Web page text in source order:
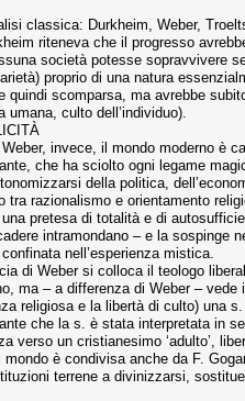
classica: Durkheim, Weber,
riteneva che il progresso
società potesse sopravvivere
proprio di una natura
quindi scomparsa, ma avrebbe
umana, culto dell’individuo).
invece, il mondo moderno è
che ha sciolto ogni legame
della politica,
tra razionalismo e orientamento
pretesa di totalità e di
intramondano – e la sospinge
nell’esperienza mistica.
di Weber si colloca il teologo
ma – a differenza di Weber –
religiosa e la libertà di culto) una
che la s. è stata interpretata in
verso un cristianesimo ‘adulto’,
mondo è condivisa anche da F.
terrene a divinizzarsi,